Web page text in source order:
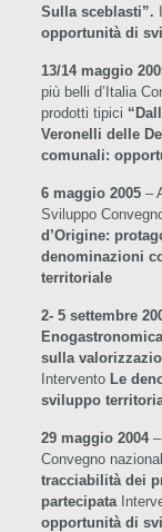
Sulla sceblasti”.
opportunità di
13/14 maggio
più belli d’Italia
prodotti tipici
Veronelli delle
comunali:
6 maggio 2005–
Sviluppo
d’Origine:
denominazioni
territoriale
2- 5 settembre
sulla
Intervento Le
sviluppo
29 maggio 2004–
Convegno
tracciabilità dei
partecipata
opportunità di